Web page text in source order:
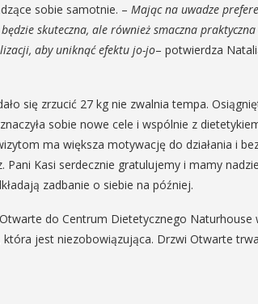
sobie samotnie. – Mając na uwadze
skuteczna, ale również smaczna
aby uniknąć efektu jo-jo– potwierdza
się zrzucić 27 kg nie zwalnia tempa.
sobie nowe cele i wspólnie z
ma większa motywację do działania i
Kasi serdecznie gratulujemy i mamy
zadbanie o siebie na później.
do Centrum Dietetycznego Naturhouse
która jest niezobowiązująca. Drzwi Otwarte
i
czyli 29-30
odbędzie się
przez
w Myślenicach
Obchody Dnia
który przypada 5
rozpoczną się
wydarzenia, czyli